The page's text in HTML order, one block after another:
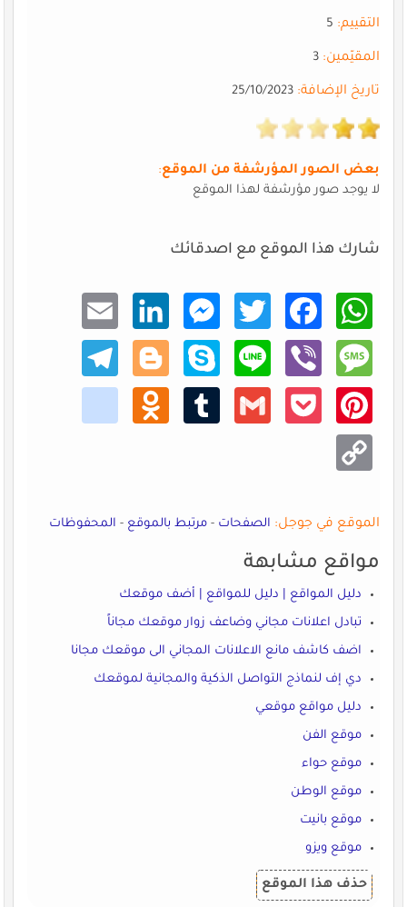
التقييم:5
المقيّمين:3
تاريخ الإضافة:25/10/2023
بعض الصور المؤرشفة من الموقع:
لا يوجد صور مؤرشفة لهذا الموقع
شارك هذا الموقع مع اصدقائك
What
sApp
Faceb
ook
Twitt
er
Mess
enger
Linke
dIn
Email
Mess
age
Viber
Line
Skype
Blogg
er
Teleg
ram
Pinte
rest
Pocke
Gmail
Tumb
Odno
klass
niki
Copy
Link
الموقع في جوجل: الصفحات-مرتبط بالموقع-المحفوظات
مواقع مشابهة
دليل المواقع | دليل للمواقع | أضف موقعك
تبادل اعلانات مجاني وضاعف زوار موقعك مجاناً
اضف كاشف مانع الاعلانات المجاني الى موقعك مجانا
دي إف لنماذج التواصل الذكية والمجانية لموقعك
دليل مواقع موقعي
موقع الفن
موقع حواء
موقع الوطن
موقع بانيت
موقع ويزو
حذف هذا الموقع